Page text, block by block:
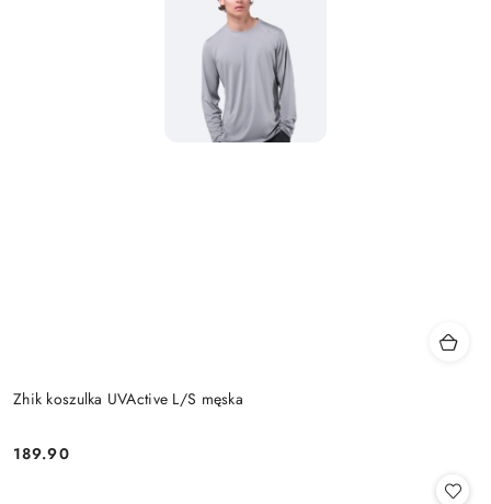
Zhik koszulka UVActive L/S męska
Cena:
189.90